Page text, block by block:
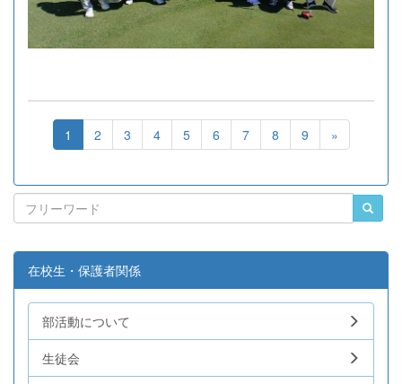
1 2 3 4 5 6 7 8 9 »
在校生・保護者関係
部活動について
生徒会